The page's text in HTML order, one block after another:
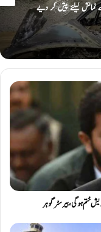
نمائش کیلئے پیش کر دیے
ختم ہوگی، بیرسٹر گوہر